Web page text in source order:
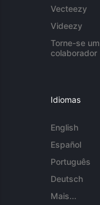
Vecteezy
Videezy
Torne-se um
colaborador
Idiomas
English
Español
Português
Deutsch
Mais...